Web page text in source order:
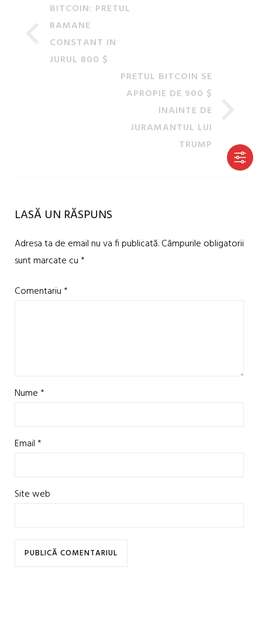
BITCOIN: PRETUL
RAMANE
CONSTANT IN
JURUL 800 $
PRETUL BITCOIN SE
APROPIE DE 900 $
INAINTE DE
JURAMANTUL LUI
TRUMP
LASĂ UN RĂSPUNS
Adresa ta de email nu va fi publicată.Câmpurile obligatorii
sunt marcate cu*
Comentariu*
Nume*
Email*
Site web